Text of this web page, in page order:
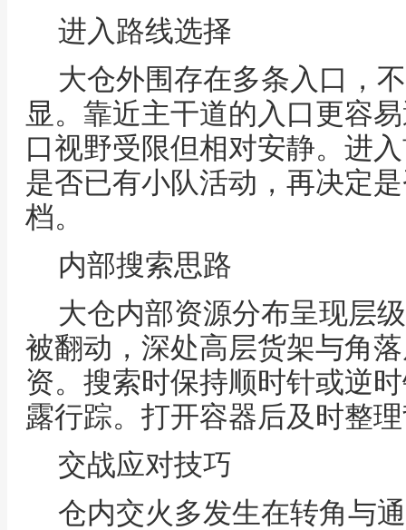
进入路线选择
大仓外围存在多条入口，
显。靠近主干道的入口更容
口视野受限但相对安静。进
是否已有小队活动，再决定
档。
内部搜索思路
大仓内部资源分布呈现层
被翻动，深处高层货架与角
资。搜索时保持顺时针或逆
露行踪。打开容器后及时整
交战应对技巧
仓内交火多发生在转角与